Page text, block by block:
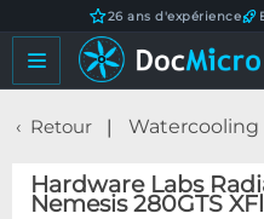
26 ans d'expérience
Retour Watercooling
Hardware Labs
Nemesis 280GTS